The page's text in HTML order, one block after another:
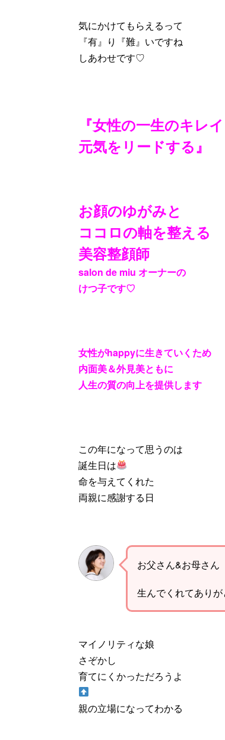
気にかけてもらえるって
『有』り『難』いですね
しあわせです♡
『女性の一生のキレ
元気をリードする』
お顔のゆがみと
ココロの軸を整える
美容整顔師
salon de miu オーナーの
けつ子です♡
女性がhappyに生きていくため
内面美＆外見美ともに
人生の質の向上を提供します
この年になって思うのは
誕生日は
命を与えてくれた
両親に感謝する日
お父さん&お母さん
生んでくれてありが
マイノリティな娘
さぞかし
育てにくかっただろうよ
親の立場になってわかる